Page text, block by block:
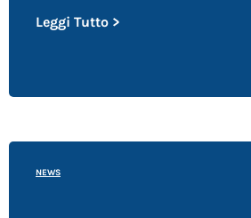
Leggi Tutto >
NEWS